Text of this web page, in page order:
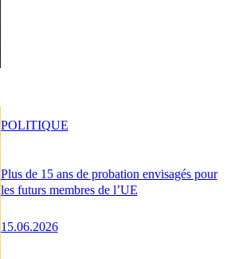
Plus de 15 ans de probation envisagés pour
les futurs membres de l’UE
15.06.2026
POLITIQUE